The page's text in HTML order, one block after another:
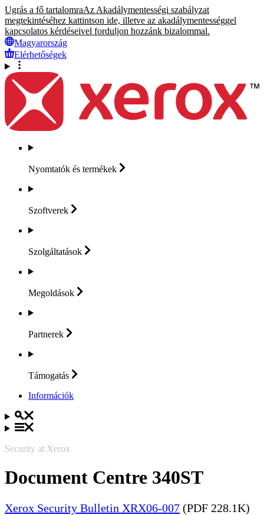
Ugrás a fő tartalomraAz Akadálymentességi szabályzat
megtekintéséhez kattintson ide, illetve az akadálymentességgel
kapcsolatos kérdéseivel forduljon hozzánk bizalommal.
Magyarország
Elérhetőségek
Nyomtatók és termékek
Szoftverek
Szolgáltatások
Megoldások
Partnerek
Támogatás
Információk
Security at Xerox
Document Centre 340ST
Xerox Security Bulletin XRX06-007 (PDF 228.1K)